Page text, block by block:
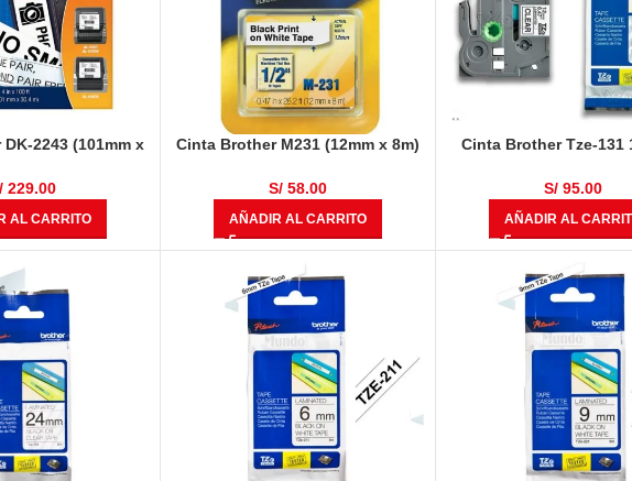
2243 (101mm x
229.00
AL CARRITO
Cinta Brother M231 (12mm x 8m)
S/ 58.00
AÑADIR AL CARRITO
Cinta Brother Tze-131
S/ 95.00
AÑADIR AL